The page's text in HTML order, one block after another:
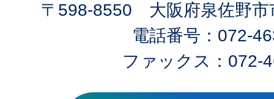
〒598-8550 大阪府泉佐野市
電話番号：072-
ファックス：072-